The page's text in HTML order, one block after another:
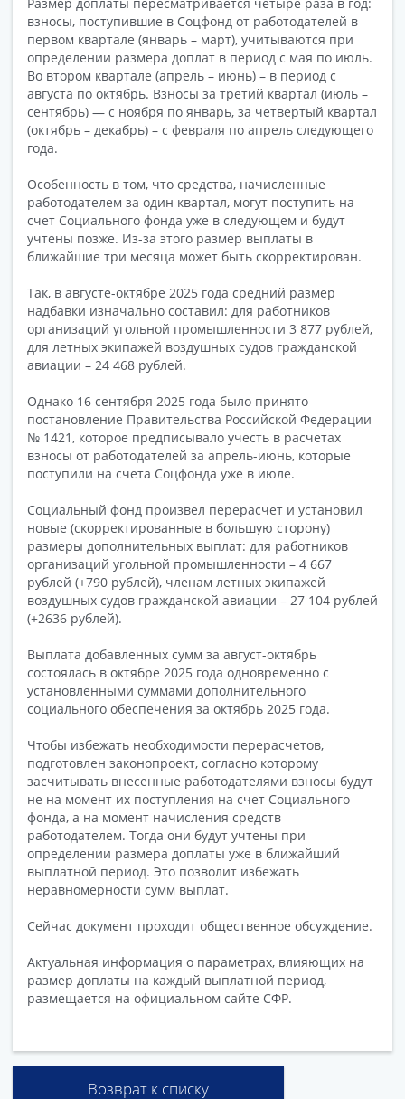
взносы, поступившие в Соцфонд от работодателей в
первом квартале (январь – март), учитываются при
определении размера доплат в период с мая по июль.
Во втором квартале (апрель – июнь) – в период с
августа по октябрь. Взносы за третий квартал (июль –
сентябрь) — с ноября по январь, за четвертый квартал
(октябрь – декабрь) – с февраля по апрель следующего
года.
Особенность в том, что средства, начисленные
работодателем за один квартал, могут поступить на
счет Социального фонда уже в следующем и будут
учтены позже. Из-за этого размер выплаты в
ближайшие три месяца может быть скорректирован.
Так, в августе-октябре 2025 года средний размер
надбавки изначально составил: для работников
организаций угольной промышленности 3 877 рублей,
для летных экипажей воздушных судов гражданской
авиации – 24 468 рублей.
Однако 16 сентября 2025 года было принято
постановление Правительства Российской Федерации
№ 1421, которое предписывало учесть в расчетах
взносы от работодателей за апрель-июнь, которые
поступили на счета Соцфонда уже в июле.
Социальный фонд произвел перерасчет и установил
новые (скорректированные в большую сторону)
размеры дополнительных выплат: для работников
организаций угольной промышленности – 4 667
рублей (+790 рублей), членам летных экипажей
воздушных судов гражданской авиации – 27 104 рублей
(+2636 рублей).
Выплата добавленных сумм за август-октябрь
состоялась в октябре 2025 года одновременно с
установленными суммами дополнительного
социального обеспечения за октябрь 2025 года.
Чтобы избежать необходимости перерасчетов,
подготовлен законопроект, согласно которому
засчитывать внесенные работодателями взносы будут
не на момент их поступления на счет Социального
фонда, а на момент начисления средств
работодателем. Тогда они будут учтены при
определении размера доплаты уже в ближайший
выплатной период. Это позволит избежать
неравномерности сумм выплат.
Сейчас документ проходит общественное обсуждение.
Актуальная информация о параметрах, влияющих на
размер доплаты на каждый выплатной период,
размещается на официальном сайте СФР.
Возврат к списку